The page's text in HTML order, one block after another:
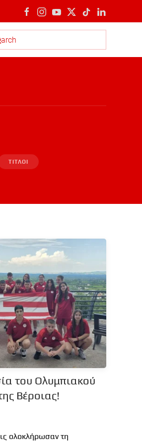
2 or more characters for results.
ΤΙΤΛΟΙ
του Ολυμπιακού
Βέροιας!
ολοκλήρωσαν τη